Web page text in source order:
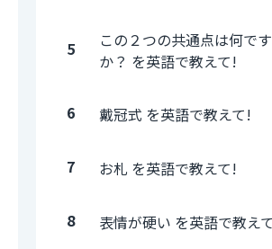
5
この２つの共通点は何です
か？ を英語で教えて!
6 戴冠式 を英語で教えて!
7 お札 を英語で教えて!
8 表情が硬い を英語で教え